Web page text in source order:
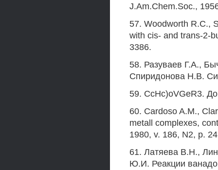
J.Am.Chem.Soc.,
57. Woodworth R.C.,
with cis- and trans-2-
3386.
58. Разуваев Г.А.,
Спиридонова Н.В.
59. CcHc)oVGeR3.
60. Cardoso A.M.,
metall complexes,
1980, v. 186, N2, p.
61. Латяева B.H.,
Ю.И. Реакции